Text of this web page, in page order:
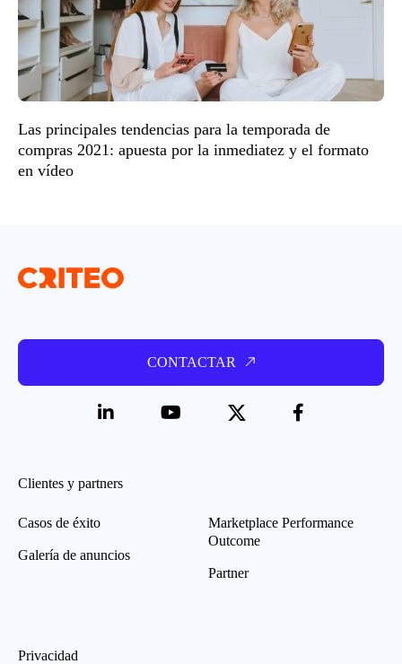
Las principales tendencias para la temporada de
compras 2021: apuesta por la inmediatez y el formato
en vídeo
CONTACTAR
Clientes y partners
Casos de éxito
Galería de anuncios
Marketplace Performance
Outcome
Partner
Privacidad